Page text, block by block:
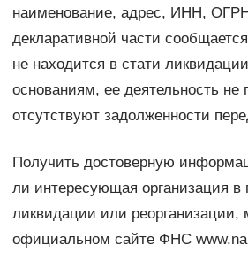
наименование, адрес, ИНН,
декларативной части
не находится в стати
основаниям, ее деятельность не
отсутствуют задолженности
Получить достоверную
ли интересующая организация в
ликвидации или реорганизации,
официальном сайте ФНС